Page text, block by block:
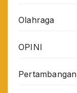
Olahraga
OPINI
Pertambangan